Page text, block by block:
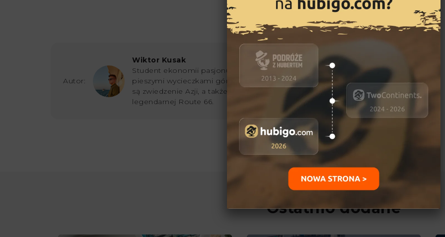
Autor:
Wiktor Kusak
Student ekonomii pasjonujący się podróżami i
pieszymi wycieczkami górskimi. Jego marzeniami
są zwiedzenie Azji, a także przejechanie
legendarnej Route 66.
Ostatnio dodane